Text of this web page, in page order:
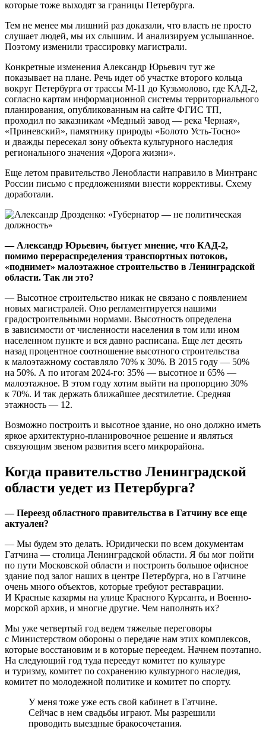
которые тоже выходят за границы Петербурга.
Тем не менее мы лишний раз доказали, что власть не просто
слушает людей, мы их слышим. И анализируем услышанное.
Поэтому изменили трассировку магистрали.
Конкретные изменения Александр Юрьевич тут же
показывает на плане. Речь идет об участке второго кольца
вокруг Петербурга от трассы М-11 до Кузьмолово, где КАД-2,
согласно картам информационной системы территориального
планирования, опубликованным на сайте ФГИС ТП,
проходил по заказникам «Медный завод — река Черная»,
«Приневский», памятнику природы «Болото Усть-Тосно»
и дважды пересекал зону объекта культурного наследия
регионального значения «Дорога жизни».
Еще летом правительство Ленобласти направило в Минтранс
России письмо с предложениями внести коррективы. Схему
доработали.
— Александр Юрьевич, бытует мнение, что КАД-2,
помимо перераспределения транспортных потоков,
«поднимет» малоэтажное строительство в Ленинградской
области. Так ли это?
— Высотное строительство никак не связано с появлением
новых магистралей. Оно регламентируется нашими
градостроительными нормами. Высотность определена
в зависимости от численности населения в том или ином
населенном пункте и вся давно расписана. Еще лет десять
назад процентное соотношение высотного строительства
к малоэтажному составляло 70% к 30%. В 2015 году — 50%
на 50%. А по итогам 2024-го: 35% — высотное и 65% —
малоэтажное. В этом году хотим выйти на пропорцию 30%
к 70%. И так держать ближайшее десятилетие. Средняя
этажность — 12.
Возможно построить и высотное здание, но оно должно иметь
яркое архитектурно-планировочное решение и являться
связующим звеном развития всего микрорайона.
Когда правительство Ленинградской
области уедет из Петербурга?
— Переезд областного правительства в Гатчину все еще
актуален?
— Мы будем это делать. Юридически по всем документам
Гатчина — столица Ленинградской области. Я бы мог пойти
по пути Московской области и построить большое офисное
здание под залог наших в центре Петербурга, но в Гатчине
очень много объектов, которые требуют реставрации.
И Красные казармы на улице Красного Курсанта, и Военно-
морской архив, и многие другие. Чем наполнять их?
Мы уже четвертый год ведем тяжелые переговоры
с Министерством обороны о передаче нам этих комплексов,
которые восстановим и в которые переедем. Начнем поэтапно.
На следующий год туда переедут комитет по культуре
и туризму, комитет по сохранению культурного наследия,
комитет по молодежной политике и комитет по спорту.
У меня тоже уже есть свой кабинет в Гатчине.
Сейчас в нем свадьбы играют. Мы разрешили
проводить выездные бракосочетания.